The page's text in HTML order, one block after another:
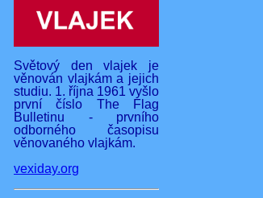
Světový den vlajek je
věnován vlajkám a jejich
studiu. 1. října 1961 vyšlo
první číslo The Flag
Bulletinu - prvního
odborného časopisu
věnovaného vlajkám.
vexiday.org